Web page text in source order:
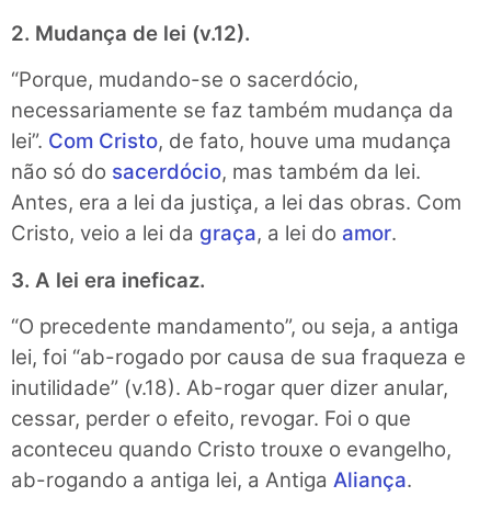
2. Mudança de lei (v.12).
“Porque, mudando-se o sacerdócio,
necessariamente se faz também mudança da
lei”. Com Cristo, de fato, houve uma mudança
não só do sacerdócio, mas também da lei.
Antes, era a lei da justiça, a lei das obras. Com
Cristo, veio a lei da graça, a lei do amor.
3. A lei era ineficaz.
“O precedente mandamento”, ou seja, a antiga
lei, foi “ab-rogado por causa de sua fraqueza e
inutilidade” (v.18). Ab-rogar quer dizer anular,
cessar, perder o efeito, revogar. Foi o que
aconteceu quando Cristo trouxe o evangelho,
ab-rogando a antiga lei, a Antiga Aliança.